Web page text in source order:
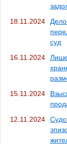
18.11.2024
суд
16.11.2024
15.11.2024
12.11.2024